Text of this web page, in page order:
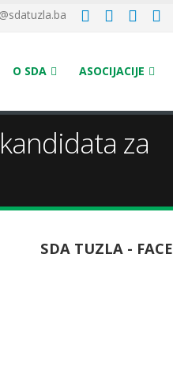
O SDA ASOCIJACIJE
za
SDA TUZLA -